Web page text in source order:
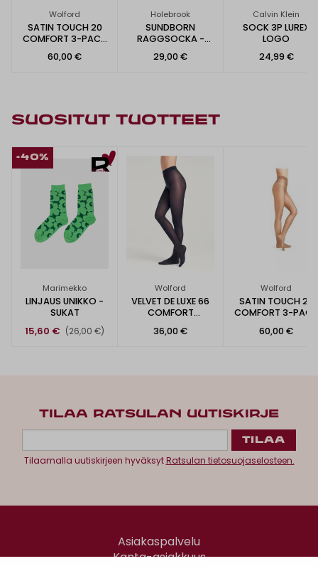
Wolford
SATIN TOUCH 20
COMFORT 3-PACK
60,00 €
Holebrook
SUNDBORN
RAGGSOCKA -
29,00 €
Calvin Klein
SOCK 3P LUREX
LOGO
24,99 €
SUOSITUT TUOTTEET
-40%
Marimekko
LINJAUS UNIKKO -
SUKAT
15,60 € (26,00 €)
Wolford
VELVET DE LUXE 66
COMFORT
36,00 €
Wolford
SATIN TOUCH 20
COMFORT 3-PACK
60,00 €
TILAA RATSULAN UUTISKIRJE
Tilaamalla uutiskirjeen hyväksytRatsulan tietosuojaselosteen.
Asiakaspalvelu
Kanta-asiakkuus